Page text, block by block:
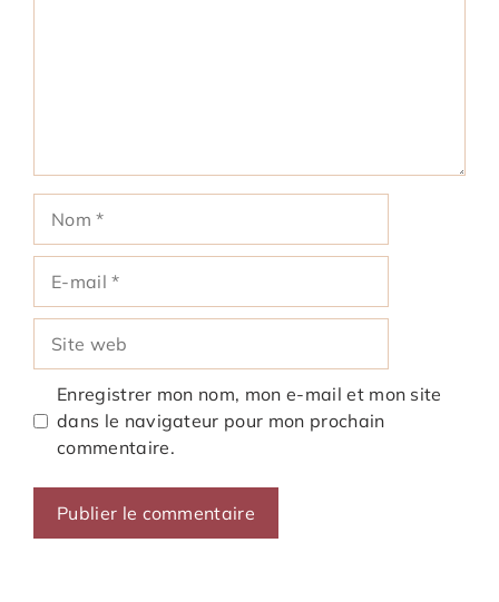
mail
web
Enregistrer mon nom, mon e-mail et mon site
dans le navigateur pour mon prochain
commentaire.